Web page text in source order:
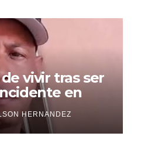
vivir tras ser
en
HERNANDEZ